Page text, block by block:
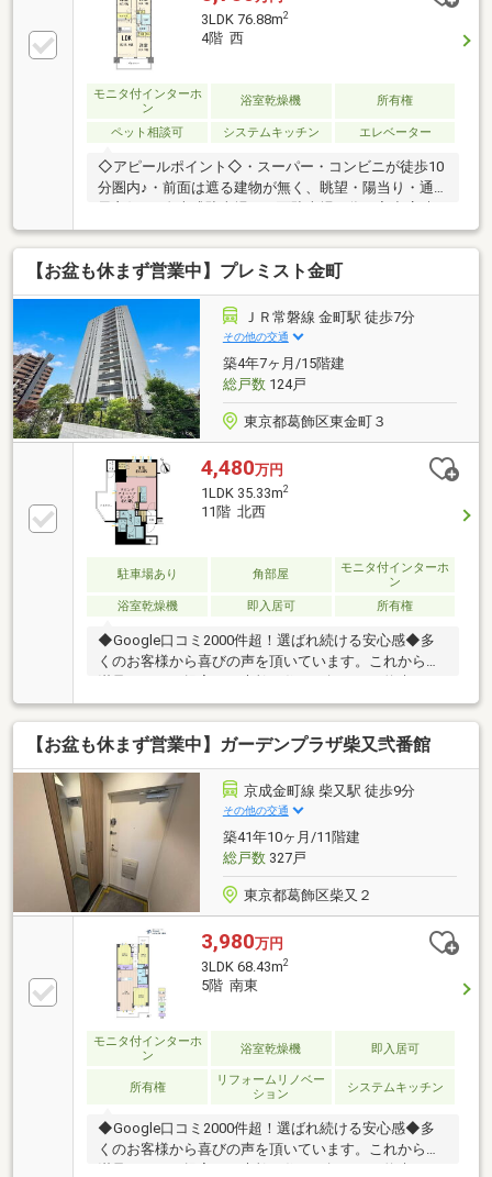
3LDK 76.88m2
4階 西
モニタ付インターホ
ン
浴室乾燥機 所有権
ペット相談可 システムキッチン エレベーター
◇アピールポイント◇・スーパー・コンビニが徒歩10
分圏内♪・前面は遮る建物が無く、眺望・陽当り・通
の待ち時間がかかりません♪・家族の一員であるペッ
トと暮らすマンションライフを ご堪能ください♪◇
ライフインフォメーション◇・ベルク 徒歩7分・セ
ブンイレブン 徒歩7分・ドラッグセイムス 徒歩5
分・AIAI NURSERY 千葉ニュータウン中央 徒歩9分・
印西市立小倉台小学校 徒歩15分・印西市立木刈中学
校 徒歩20分お気軽にお問合せください♪担当【新
井】携帯：080-4407-4491
【お盆も休まず営業中】プレミスト金町
ＪＲ常磐線 金町駅 徒歩7分
その他の交通
築4年7ヶ月/15階建
総戸数124戸
東京都葛飾区東金町３
4,480万円
1LDK 35.33m2
11階 北西
駐車場あり 角部屋
モニタ付インターホ
ン
浴室乾燥機
即入居可 所有権
◆Google口コミ2000件超！選ばれ続ける安心感◆多
くのお客様から喜びの声を頂いています。これからも
す。◆購入はゴールではなく幸せな未来へのスタート
◆住み始めてからの不安や悩みも、TOHO HOUSE
CLUBが将来サポート。お客様一人ひとりの安心を守る
ため、いつもずっと人生に寄り添い、豊かな未来を支
え続けます。◆ローン相談大歓迎！頭金0円からの購
入も可能◆将来のライフイベントを見据え、無理のな
い資金計画をプロがアドバイス。お問合せは【資料請
求】又は【フリーダイヤル】へお気軽にお問い合わせ
ください。
【お盆も休まず営業中】ガーデンプラザ柴又弐番館
京成金町線 柴又駅 徒歩9分
その他の交通
築41年10ヶ月/11階建
総戸数327戸
東京都葛飾区柴又２
3,980万円
3LDK 68.43m2
5階 南東
モニタ付インターホ
ン
浴室乾燥機 即入居可
所有権
リフォームリノベー
ション
システムキッチン
◆Google口コミ2000件超！選ばれ続ける安心感◆多
くのお客様から喜びの声を頂いています。これからも